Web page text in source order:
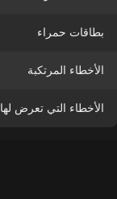
بطاقات حمراء
الأخطاء المرتكبة
الأخطاء التي تعرض لها